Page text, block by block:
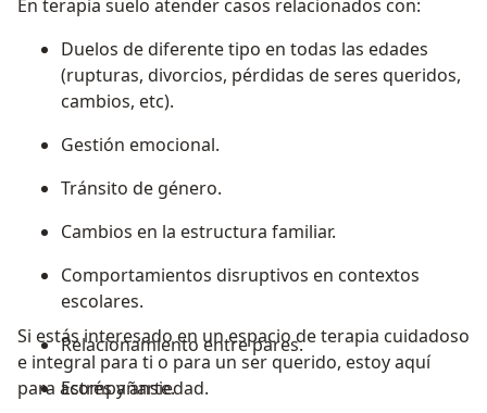
En terapia suelo atender casos relacionados con:
Duelos de diferente tipo en todas las edades
(rupturas, divorcios, pérdidas de seres queridos,
cambios, etc).
Gestión emocional.
Tránsito de género.
Cambios en la estructura familiar.
Comportamientos disruptivos en contextos
escolares.
Relacionamiento entre pares.
Estrés y ansiedad.
Si estás interesado en un espacio de terapia cuidadoso
e integral para ti o para un ser querido, estoy aquí
para acompañarte.